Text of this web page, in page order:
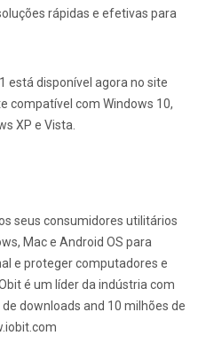
rápidas e efetivas para
está disponível agora no site
compatível com Windows 10,
XP e Vista.
seus consumidores utilitários
Mac e Android OS para
e proteger computadores e
é um líder da indústria com
downloads and 10 milhões de